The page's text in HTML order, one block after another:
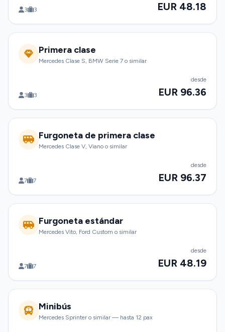
3 3 EUR 48.18
Primera clase
Mercedes Clase S, BMW Serie 7 o similar
3 3
desde
EUR 96.36
Furgoneta de primera clase
Mercedes Clase V, Viano o similar
7 7
desde
EUR 96.37
Furgoneta estándar
Mercedes Vito, Ford Custom o similar
7 7
desde
EUR 48.19
Minibús
Mercedes Sprinter o similar — hasta 12 pax